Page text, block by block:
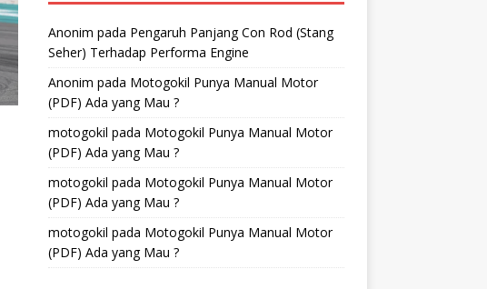
Anonim pada Pengaruh Panjang Con Rod (Stang
Seher) Terhadap Performa Engine
Anonim pada Motogokil Punya Manual Motor
(PDF) Ada yang Mau ?
motogokil pada Motogokil Punya Manual Motor
(PDF) Ada yang Mau ?
motogokil pada Motogokil Punya Manual Motor
(PDF) Ada yang Mau ?
motogokil pada Motogokil Punya Manual Motor
(PDF) Ada yang Mau ?